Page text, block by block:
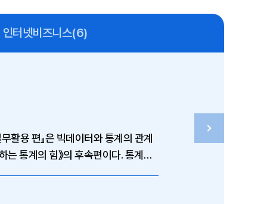
인터넷비즈니스(6)
통계의 힘》의 후속편이다. 통계를